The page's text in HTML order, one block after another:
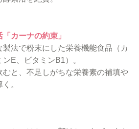
カーナの約束」
製法で粉末にした栄養機能食品（カ
E、ビタミンB1）。
と、不足しがちな栄養素の補填や
。